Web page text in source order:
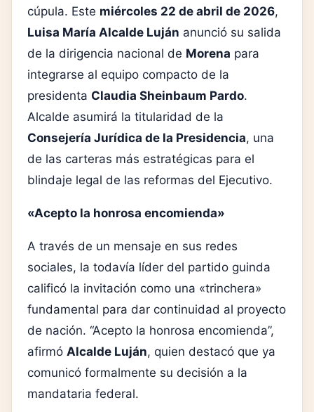
cúpula. Este miércoles 22 de abril de 2026,
Luisa María Alcalde Luján anunció su salida
de la dirigencia nacional de Morena para
integrarse al equipo compacto de la
presidenta Claudia Sheinbaum Pardo.
Alcalde asumirá la titularidad de la
Consejería Jurídica de la Presidencia, una
de las carteras más estratégicas para el
blindaje legal de las reformas del Ejecutivo.
«Acepto la honrosa encomienda»
A través de un mensaje en sus redes
sociales, la todavía líder del partido guinda
calificó la invitación como una «trinchera»
fundamental para dar continuidad al proyecto
de nación. “Acepto la honrosa encomienda”,
afirmó Alcalde Luján, quien destacó que ya
comunicó formalmente su decisión a la
mandataria federal.